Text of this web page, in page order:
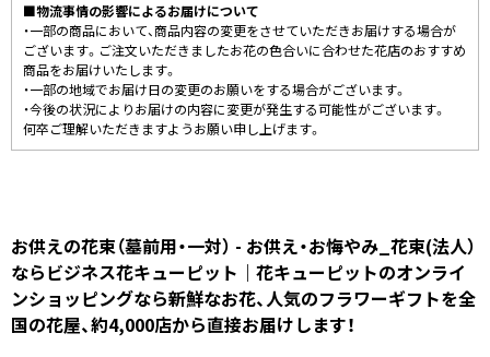
■物流事情の影響によるお届けについて
・一部の商品において、商品内容の変更をさせていただきお届けする場合が
ございます。ご注文いただきましたお花の色合いに合わせた花店のおすすめ
商品をお届けいたします。
・一部の地域でお届け日の変更のお願いをする場合がございます。
・今後の状況によりお届けの内容に変更が発生する可能性がございます。
何卒ご理解いただきますようお願い申し上げます。
お供えの花束（墓前用・一対） - お供え・お悔やみ_花束(法人）
ならビジネス花キューピット｜花キューピットのオンライ
ンショッピングなら新鮮なお花、人気のフラワーギフトを全
国の花屋、約4,000店から直接お届けします！